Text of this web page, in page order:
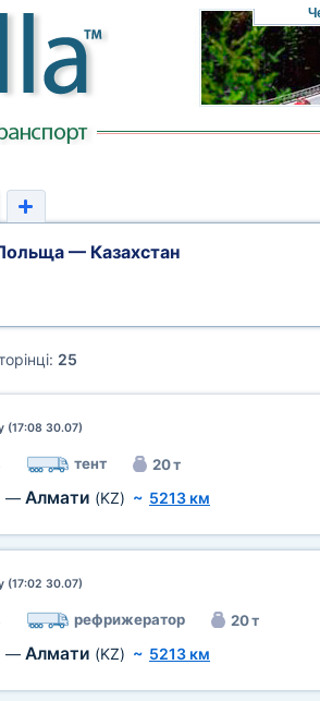
— Казахстан
25
(17:08 30.07)
тент 20 т
— Алмати (KZ) ~ 5213 км
(17:02 30.07)
рефрижератор 20 т
— Алмати (KZ) ~ 5213 км